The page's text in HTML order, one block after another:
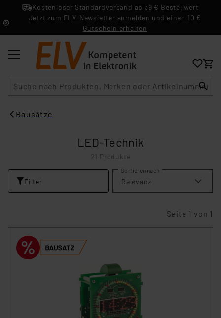
Kostenloser Standardversand ab 39 € Bestellwert
Jetzt zum ELV-Newsletter anmelden und einen 10 €
Gutschein erhalten
Bausätze
LED-Technik
21 Produkte
Filter
Sortieren nach
Relevanz
Seite 1 von 1